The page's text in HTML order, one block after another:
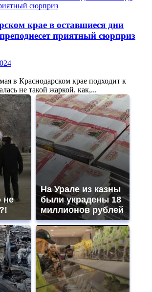
крае в оставшиеся дни
приятный сюрприз
в Краснодарском крае подходит к
не такой жаркой, как,...
не
На Урале из казны
были украдены 18
миллионов рублей